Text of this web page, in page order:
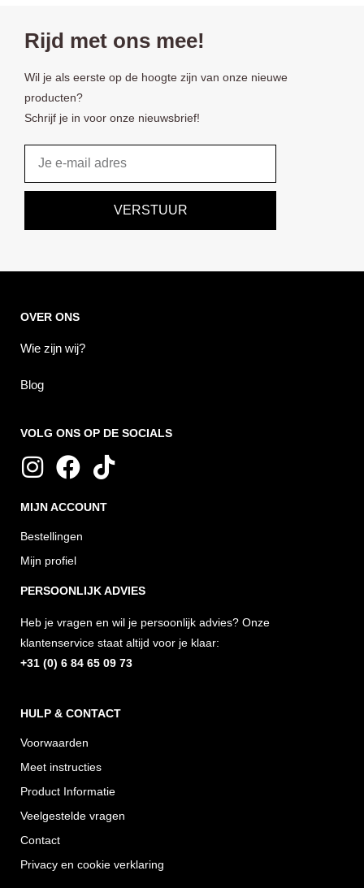
Rijd met ons mee!
Wil je als eerste op de hoogte zijn van onze nieuwe
producten?
Schrijf je in voor onze nieuwsbrief!
VERSTUUR
OVER ONS
Wie zijn wij?
Blog
VOLG ONS OP DE SOCIALS
I
s
t
a
g
r
a
m
F
c
e
b
o
k
T
k
k
MIJN ACCOUNT
Bestellingen
Mijn profiel
PERSOONLIJK ADVIES
Heb je vragen en wil je persoonlijk advies? Onze
klantenservice staat altijd voor je klaar:
+31 (0) 6 84 65 09 73
HULP & CONTACT
Voorwaarden
Meet instructies
Product Informatie
Veelgestelde vragen
Contact
Privacy en cookie verklaring